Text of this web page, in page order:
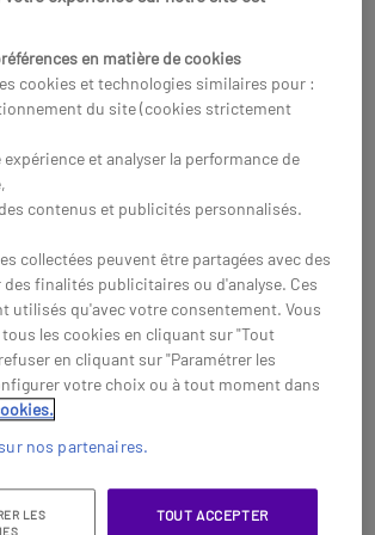
Acheter
pour
8262
Alcatel
-38%
Un téléphone sans-fil ultra-
en matière de cookies
cookies et technologies similaires pour :
du site (cookies strictement
et analyser la performance de
contenus et publicités personnalisés.
collectées peuvent être partagées avec des
finalités publicitaires ou d'analyse. Ces
utilisés qu'avec votre consentement. Vous
les cookies en cliquant sur "Tout
en cliquant sur "Paramétrer les
votre choix ou à tout moment dans
nos partenaires.
LES
TOUT ACCEPTER